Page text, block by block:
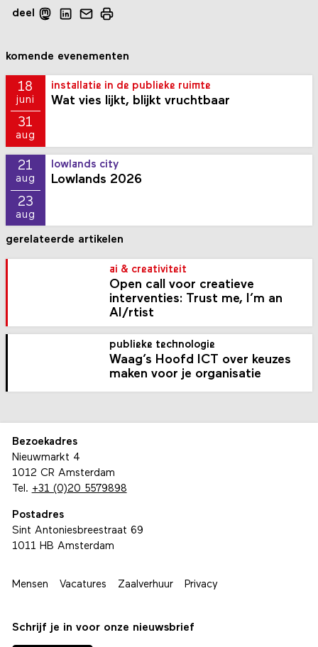
deel
komende evenementen
18
juni
31
aug
installatie in de publieke ruimte
Wat vies lijkt, blijkt vruchtbaar
21
aug
23
aug
lowlands city
Lowlands 2026
gerelateerde artikelen
ai & creativiteit
Open call voor creatieve
interventies: Trust me, I’m an
AI/rtist
publieke technologie
Waag’s Hoofd ICT over keuzes
maken voor je organisatie
Bezoekadres
Nieuwmarkt 4
1012 CR Amsterdam
Tel. +31 (0)20 5579898
Postadres
Sint Antoniesbreestraat 69
1011 HB Amsterdam
Mensen Vacatures Zaalverhuur Privacy
Schrijf je in voor onze nieuwsbrief